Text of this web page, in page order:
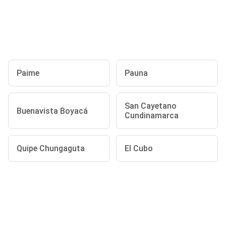
Paime Pauna
Buenavista Boyacá
San Cayetano
Cundinamarca
Quipe Chungaguta El Cubo